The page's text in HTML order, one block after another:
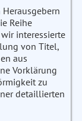
Reihe
interessierte
von Titel,
aus
Vorklärung
zu
detaillierten